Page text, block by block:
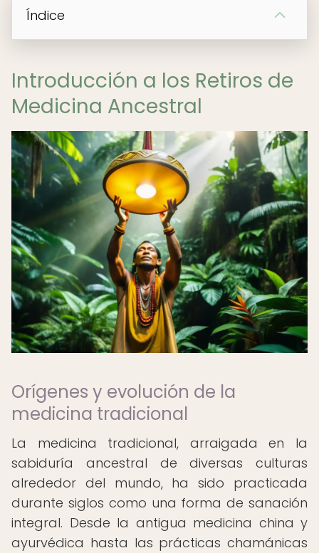
Índice
Introducción a los Retiros de
Medicina Ancestral
Orígenes y evolución de la
medicina tradicional
La medicina tradicional, arraigada en la
sabiduría ancestral de diversas culturas
alrededor del mundo, ha sido practicada
durante siglos como una forma de sanación
integral. Desde la antigua medicina china y
ayurvédica hasta las prácticas chamánicas